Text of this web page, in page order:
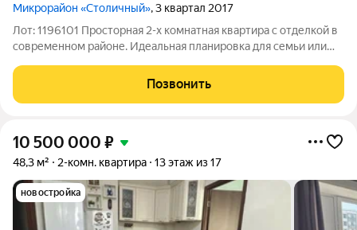
Микрорайон «Столичный», 3 квартал 2017
Лот: 1196101 Просторная 2-х комнатная квартира с отделкой в
современном районе. Идеальная планировка для семьи или
комнаты (18 и 19 м.кв.)легко распределяются на спальню и
детскую, кабинет или
Позвонить
10 500 000 ₽
48,3 м² 2-комн. квартира 13 этаж из 17
новостройка